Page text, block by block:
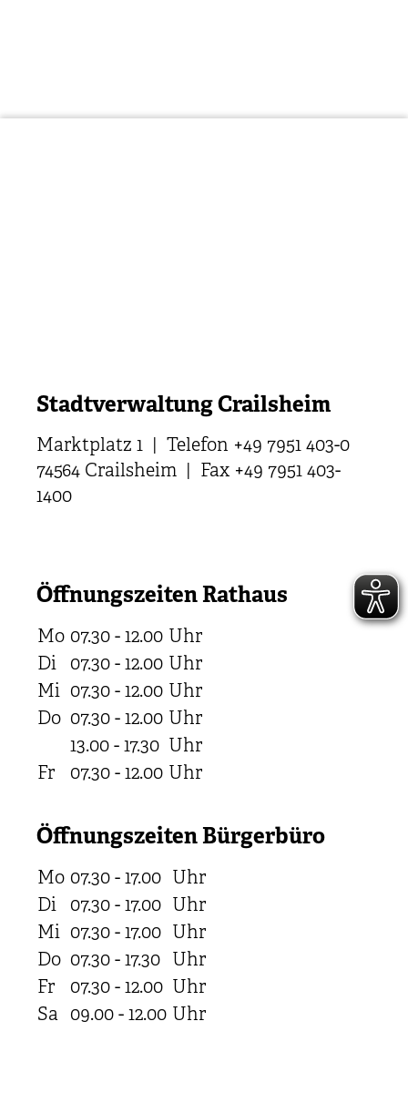
Stadtverwaltung Crailsheim
Marktplatz 1 | Telefon +49 7951 403-0
74564 Crailsheim | Fax +49 7951 403-
1400
Öffnungszeiten Rathaus
Mo 07.30 - 12.00 Uhr
Di
07.30 - 12.00 Uhr
Mi 07.30 - 12.00 Uhr
Do 07.30 - 12.00 Uhr
13.00 - 17.30 Uhr
Fr
07.30 - 12.00 Uhr
Öffnungszeiten Bürgerbüro
Mo 07.30 - 17.00 Uhr
Di
07.30 - 17.00 Uhr
Mi 07.30 - 17.00 Uhr
Do 07.30 - 17.30 Uhr
Fr
07.30 - 12.00 Uhr
Sa 09.00 - 12.00 Uhr